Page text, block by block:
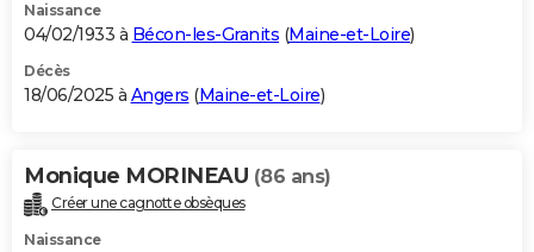
Naissance
04/02/1933 à Bécon-les-Granits (Maine-et-Loire)
Décès
18/06/2025 à Angers (Maine-et-Loire)
Monique MORINEAU (86 ans)
Créer une cagnotte obsèques
Naissance